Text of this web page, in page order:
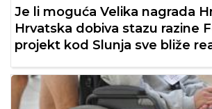
Je li moguća Velika nagrada
Hrvatska dobiva stazu razine
projekt kod Slunja sve bliže